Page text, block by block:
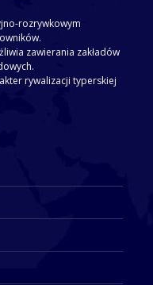
rozrywkowym
zawierania zakładów
rywalizacji typerskiej